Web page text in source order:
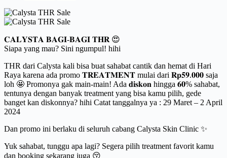
𝐂𝐀𝐋𝐘𝐒𝐓𝐀 𝐁𝐀𝐆𝐈-𝐁𝐀𝐆𝐈 𝐓𝐇𝐑 😍
Siapa yang mau? Sini ngumpul! hihi
THR dari Calysta kali bisa buat sahabat cantik dan hemat di Hari
Raya karena ada promo 𝐓𝐑𝐄𝐀𝐓𝐌𝐄𝐍𝐓 mulai dari 𝐑𝐩𝟓𝟗.𝟎𝟎𝟎 saja
loh 🤩 Promonya gak main-main! Ada 𝐝𝐢𝐬𝐤𝐨𝐧 hingga 𝟔𝟎% sahabat,
tentunya dengan banyak treatment yang bisa kamu pilih, gede
banget kan diskonnya? hihi Catat tanggalnya ya : 29 Maret – 2 April
2024
Dan promo ini berlaku di seluruh cabang Calysta Skin Clinic ✨
Yuk sahabat, tunggu apa lagi? Segera pilih treatment favorit kamu
dan booking sekarang juga 😚